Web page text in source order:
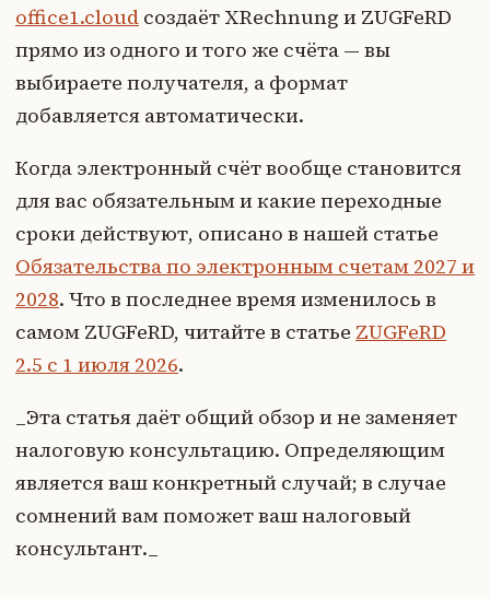
office1.cloud создаёт XRechnung и ZUGFeRD
прямо из одного и того же счёта — вы
выбираете получателя, а формат
добавляется автоматически.
Когда электронный счёт вообще становится
для вас обязательным и какие переходные
сроки действуют, описано в нашей статье
Обязательства по электронным счетам 2027 и
2028. Что в последнее время изменилось в
самом ZUGFeRD, читайте в статье ZUGFeRD
2.5 с 1 июля 2026.
_Эта статья даёт общий обзор и не заменяет
налоговую консультацию. Определяющим
является ваш конкретный случай; в случае
сомнений вам поможет ваш налоговый
консультант._